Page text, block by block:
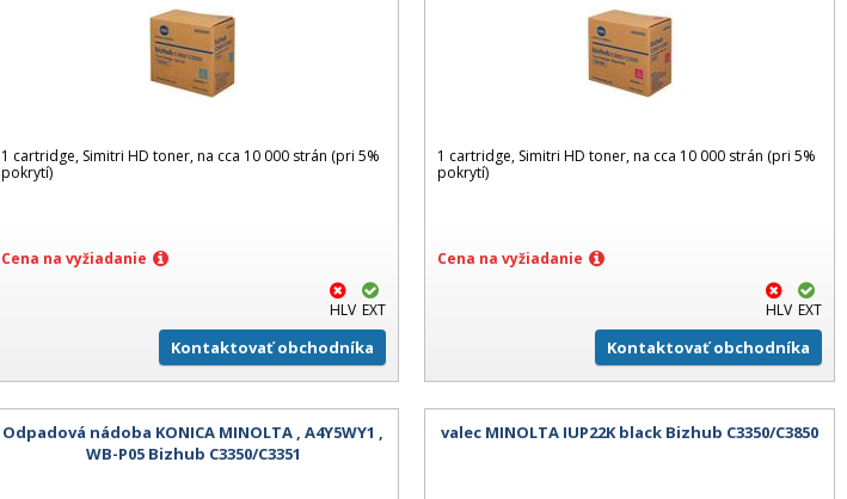
1 cartridge, Simitri HD toner, na cca 10 000 strán (pri 5%
pokrytí)
Cena na vyžiadanie
HLV EXT
Kontaktovať obchodníka
1 cartridge, Simitri HD toner, na cca 10 000 strán (pri 5%
pokrytí)
Cena na vyžiadanie
HLV EXT
Kontaktovať obchodníka
Odpadová nádoba KONICA MINOLTA , A4Y5WY1 ,
WB-P05 Bizhub C3350/C3351
valec MINOLTA IUP22K black Bizhub C3350/C3850